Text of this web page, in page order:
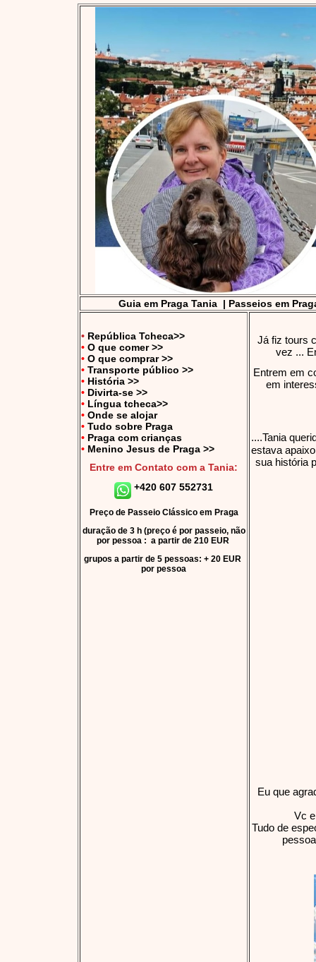
Guia em Praga Tania| Passeios em
• República Tcheca>>
• O que comer >>
• O que comprar >>
• Transporte público >>
• História >>
• Divirta-se >>
• Língua tcheca>>
• Onde se alojar
• Tudo sobre Praga
• Praga com crianças
• Menino Jesus de Praga >>
Entre em Contato com a Tania:
+420 607 552731
Preço de Passeio Clássico em Praga
duração de 3 h (preço é por passeio, não
por pessoa : a partir de 210 EUR
grupos a partir de 5 pessoas: + 20 EUR
por pessoa
Já fiz tours
vez ...
Entrem em
em
....Tania
estava
sua história
Eu que
Vc
Tudo de